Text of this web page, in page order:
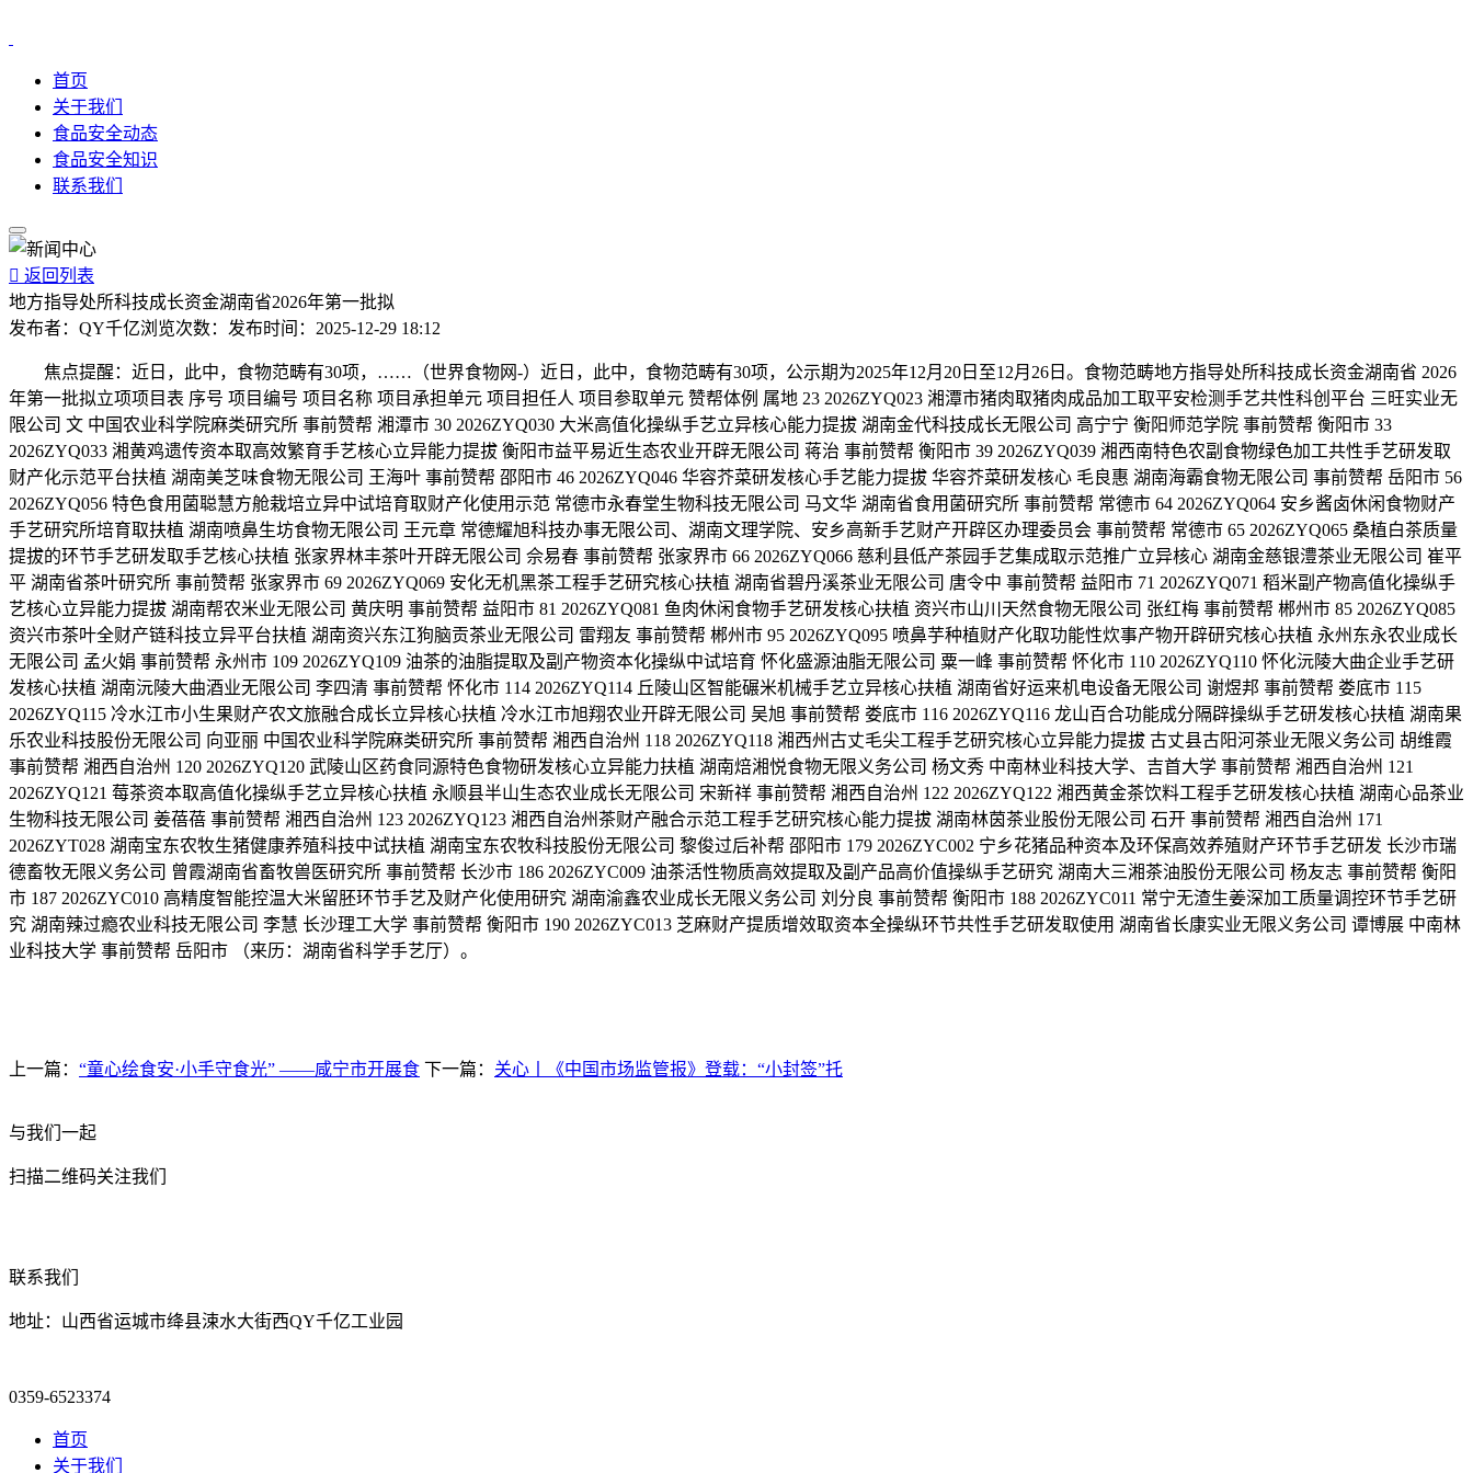
首页
关于我们
食品安全动态
食品安全知识
联系我们
 返回列表
地方指导处所科技成长资金湖南省2026年第一批拟
发布者： QY千亿浏览次数： 发布时间： 2025-12-29 18:12
焦点提醒：近日，此中，食物范畴有30项，……（世界食物网-）近日，此中，食物范畴有30项，公示期为2025年12月20日至12月26日。食物范畴地方指导处所科技成长资金湖南省 2026
年第一批拟立项项目表 序号 项目编号 项目名称 项目承担单元 项目担任人 项目参取单元 赞帮体例 属地 23 2026ZYQ023 湘潭市猪肉取猪肉成品加工取平安检测手艺共性科创平台 三旺实业无
限公司 文 中国农业科学院麻类研究所 事前赞帮 湘潭市 30 2026ZYQ030 大米高值化操纵手艺立异核心能力提拔 湖南金代科技成长无限公司 高宁宁 衡阳师范学院 事前赞帮 衡阳市 33
2026ZYQ033 湘黄鸡遗传资本取高效繁育手艺核心立异能力提拔 衡阳市益平易近生态农业开辟无限公司 蒋治 事前赞帮 衡阳市 39 2026ZYQ039 湘西南特色农副食物绿色加工共性手艺研发取
财产化示范平台扶植 湖南美芝味食物无限公司 王海叶 事前赞帮 邵阳市 46 2026ZYQ046 华容芥菜研发核心手艺能力提拔 华容芥菜研发核心 毛良惠 湖南海霸食物无限公司 事前赞帮 岳阳市 56
2026ZYQ056 特色食用菌聪慧方舱栽培立异中试培育取财产化使用示范 常德市永春堂生物科技无限公司 马文华 湖南省食用菌研究所 事前赞帮 常德市 64 2026ZYQ064 安乡酱卤休闲食物财产
手艺研究所培育取扶植 湖南喷鼻生坊食物无限公司 王元章 常德耀旭科技办事无限公司、湖南文理学院、安乡高新手艺财产开辟区办理委员会 事前赞帮 常德市 65 2026ZYQ065 桑植白茶质量
提拔的环节手艺研发取手艺核心扶植 张家界林丰茶叶开辟无限公司 佘易春 事前赞帮 张家界市 66 2026ZYQ066 慈利县低产茶园手艺集成取示范推广立异核心 湖南金慈银澧茶业无限公司 崔平
平 湖南省茶叶研究所 事前赞帮 张家界市 69 2026ZYQ069 安化无机黑茶工程手艺研究核心扶植 湖南省碧丹溪茶业无限公司 唐令中 事前赞帮 益阳市 71 2026ZYQ071 稻米副产物高值化操纵手
艺核心立异能力提拔 湖南帮农米业无限公司 黄庆明 事前赞帮 益阳市 81 2026ZYQ081 鱼肉休闲食物手艺研发核心扶植 资兴市山川天然食物无限公司 张红梅 事前赞帮 郴州市 85 2026ZYQ085
资兴市茶叶全财产链科技立异平台扶植 湖南资兴东江狗脑贡茶业无限公司 雷翔友 事前赞帮 郴州市 95 2026ZYQ095 喷鼻芋种植财产化取功能性炊事产物开辟研究核心扶植 永州东永农业成长
无限公司 孟火娟 事前赞帮 永州市 109 2026ZYQ109 油茶的油脂提取及副产物资本化操纵中试培育 怀化盛源油脂无限公司 粟一峰 事前赞帮 怀化市 110 2026ZYQ110 怀化沅陵大曲企业手艺研
发核心扶植 湖南沅陵大曲酒业无限公司 李四清 事前赞帮 怀化市 114 2026ZYQ114 丘陵山区智能碾米机械手艺立异核心扶植 湖南省好运来机电设备无限公司 谢煜邦 事前赞帮 娄底市 115
2026ZYQ115 冷水江市小生果财产农文旅融合成长立异核心扶植 冷水江市旭翔农业开辟无限公司 吴旭 事前赞帮 娄底市 116 2026ZYQ116 龙山百合功能成分隔辟操纵手艺研发核心扶植 湖南果
乐农业科技股份无限公司 向亚丽 中国农业科学院麻类研究所 事前赞帮 湘西自治州 118 2026ZYQ118 湘西州古丈毛尖工程手艺研究核心立异能力提拔 古丈县古阳河茶业无限义务公司 胡维霞
事前赞帮 湘西自治州 120 2026ZYQ120 武陵山区药食同源特色食物研发核心立异能力扶植 湖南焙湘悦食物无限义务公司 杨文秀 中南林业科技大学、吉首大学 事前赞帮 湘西自治州 121
2026ZYQ121 莓茶资本取高值化操纵手艺立异核心扶植 永顺县半山生态农业成长无限公司 宋新祥 事前赞帮 湘西自治州 122 2026ZYQ122 湘西黄金茶饮料工程手艺研发核心扶植 湖南心品茶业
生物科技无限公司 姜蓓蓓 事前赞帮 湘西自治州 123 2026ZYQ123 湘西自治州茶财产融合示范工程手艺研究核心能力提拔 湖南林茵茶业股份无限公司 石开 事前赞帮 湘西自治州 171
2026ZYT028 湖南宝东农牧生猪健康养殖科技中试扶植 湖南宝东农牧科技股份无限公司 黎俊过后补帮 邵阳市 179 2026ZYC002 宁乡花猪品种资本及环保高效养殖财产环节手艺研发 长沙市瑞
德畜牧无限义务公司 曾霞湖南省畜牧兽医研究所 事前赞帮 长沙市 186 2026ZYC009 油茶活性物质高效提取及副产品高价值操纵手艺研究 湖南大三湘茶油股份无限公司 杨友志 事前赞帮 衡阳
市 187 2026ZYC010 高精度智能控温大米留胚环节手艺及财产化使用研究 湖南渝鑫农业成长无限义务公司 刘分良 事前赞帮 衡阳市 188 2026ZYC011 常宁无渣生姜深加工质量调控环节手艺研
究 湖南辣过瘾农业科技无限公司 李慧 长沙理工大学 事前赞帮 衡阳市 190 2026ZYC013 芝麻财产提质增效取资本全操纵环节共性手艺研发取使用 湖南省长康实业无限义务公司 谭博展 中南林
业科技大学 事前赞帮 岳阳市 （来历：湖南省科学手艺厅）。
上一篇： “童心绘食安·小手守食光” ——咸宁市开展食 下一篇： 关心丨《中国市场监管报》登载：“小封签”托
与我们一起
扫描二维码关注我们
联系我们
地址：山西省运城市绛县涑水大街西QY千亿工业园
0359-6523374
首页
关于我们